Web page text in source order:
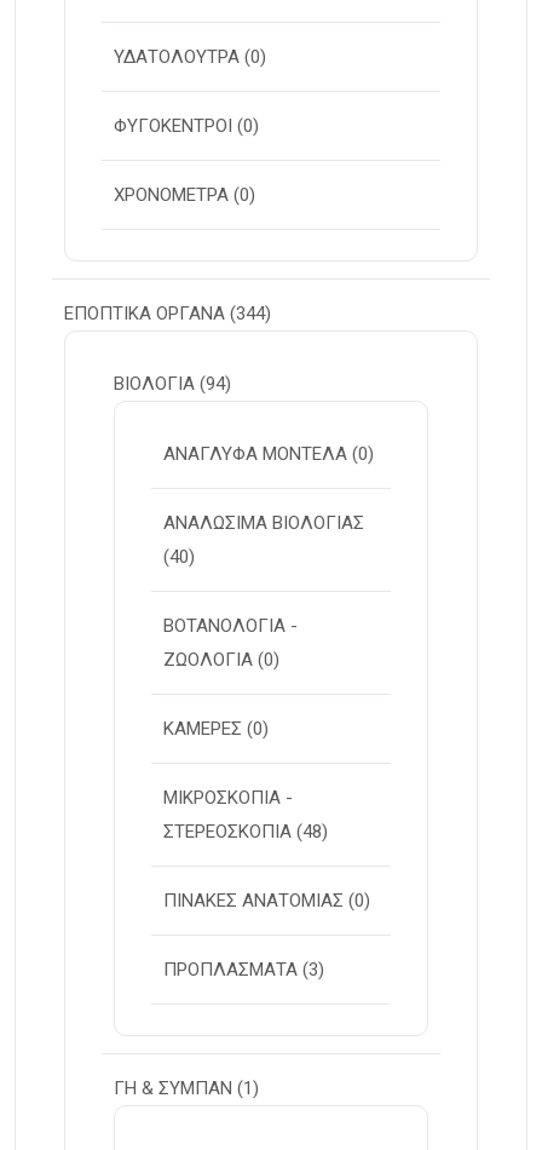
ΥΔΑΤΟΛΟΥΤΡΑ (0)
ΦΥΓΟΚΕΝΤΡΟΙ (0)
ΧΡΟΝΟΜΕΤΡΑ (0)
ΕΠΟΠΤΙΚΑ ΟΡΓΑΝΑ (344)
ΒΙΟΛΟΓΙΑ (94)
ΑΝΑΓΛΥΦΑ ΜΟΝΤΕΛΑ (0)
ΑΝΑΛΩΣΙΜΑ ΒΙΟΛΟΓΙΑΣ
(40)
ΒΟΤΑΝΟΛΟΓΙΑ -
ΖΩΟΛΟΓΙΑ (0)
ΚΑΜΕΡΕΣ (0)
ΜΙΚΡΟΣΚΟΠΙΑ -
ΣΤΕΡΕOΣΚΟΠΙΑ (48)
ΠΙΝΑΚΕΣ ΑΝΑΤΟΜΙΑΣ (0)
ΠΡΟΠΛΑΣΜΑΤΑ (3)
ΓΗ & ΣΥΜΠΑΝ (1)